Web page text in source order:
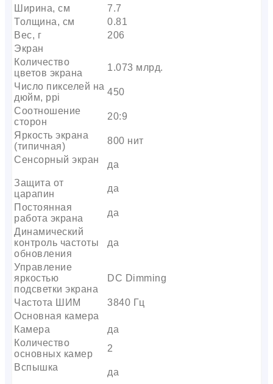
Ширина, см
7.7
Толщина, см
0.81
Вес, г
206
Экран
Количество
цветов экрана
1.073 млрд.
Число пикселей на
дюйм, ppi
450
Соотношение
сторон
20:9
Яркость экрана
(типичная)
800 нит
Сенсорный экран
да
Защита от
царапин
да
Постоянная
работа экрана
да
Динамический
контроль частоты
обновления
да
Управление
яркостью
подсветки экрана
DC Dimming
Частота ШИМ
3840 Гц
Основная камера
Камера
да
Количество
основных камер
2
Вспышка
да